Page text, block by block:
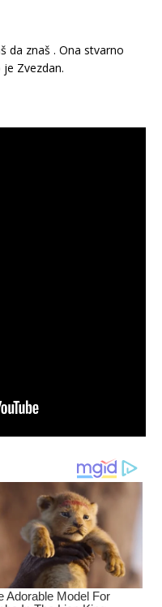
da znaš . Ona stvarno
Zvezdan.